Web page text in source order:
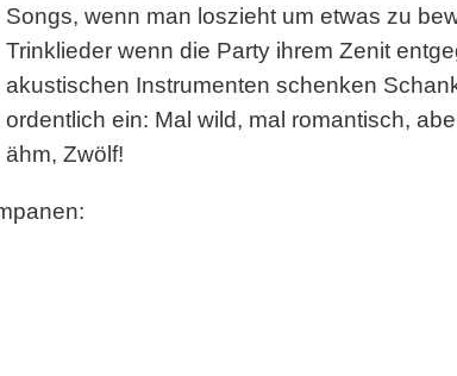
Songs, wenn man loszieht um etwas zu
Trinklieder wenn die Party ihrem Zenit
akustischen Instrumenten schenken
ordentlich ein: Mal wild, mal romantisch,
ähm, Zwölf!